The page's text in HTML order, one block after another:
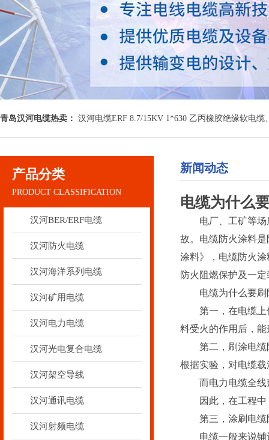
青岛汉河电缆热卖： 汉河电缆ERF 8.7/15KV 1*630 乙丙橡胶绝缘软电缆
产品分类
PRODUCT CLASSIFICATION
汉河BER/ERF电缆
汉河防火电缆
汉河海洋系列电缆
汉河矿用电缆
汉河电力电缆
汉河光电复合电缆
汉河架空导线
汉河通讯电缆
汉河射频电缆
新闻动态
电缆为什么
电厂、工矿等场所
故。电缆防火涂料是
涂料》，电缆防火涂
防火阻燃保护及一
电缆为什么要刷
第一，在电缆上使
料受火的作用后，能
第二，刷涂电缆防
根据实验，对电缆载
而电力电缆全线敷
因此，在工程中，
第三，涂刷电缆
电缆一般来说铺设